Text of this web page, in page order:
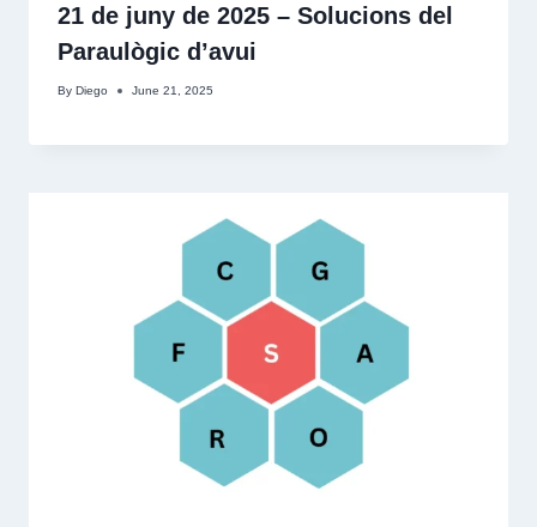
21 de juny de 2025 – Solucions del
Paraulògic d’avui
By Diego June 21, 2025